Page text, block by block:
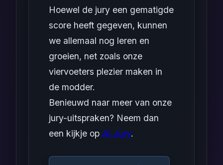
Hoewel de jury een gematigde
score heeft gegeven, kunnen
we allemaal nog leren en
groeien, net zoals onze
viervoeters plezier maken in
de modder.
Benieuwd naar meer van onze
jury-uitspraken? Neem dan
een kijkje op AI Jury.